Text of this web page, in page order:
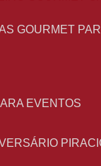
GOURMET
EVENTOS